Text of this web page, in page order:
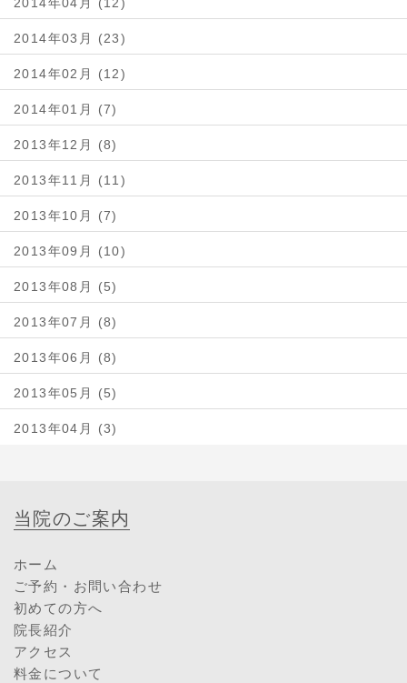
2014年03月 (23)
2014年02月 (12)
2014年01月 (7)
2013年12月 (8)
2013年11月 (11)
2013年10月 (7)
2013年09月 (10)
2013年08月 (5)
2013年07月 (8)
2013年06月 (8)
2013年05月 (5)
2013年04月 (3)
当院のご案内
ホーム
ご予約・お問い合わせ
初めての方へ
院長紹介
アクセス
料金について